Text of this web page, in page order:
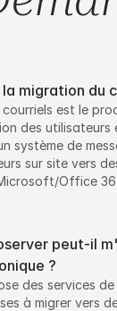
migration du
est le
des utilisateurs
système de
sur site vers
Office
peut-il
?
des services
à migrer vers